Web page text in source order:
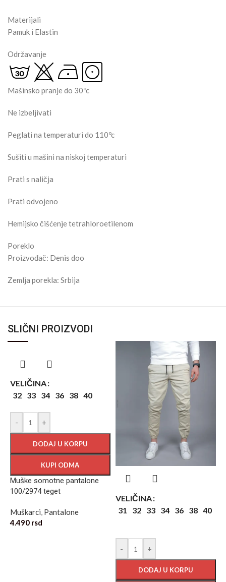
Materijali
Pamuk i Elastin
Održavanje
Mašinsko pranje do 30ºc
Ne izbeljivati
Peglati na temperaturi do 110ºc
Sušiti u mašini na niskoj temperaturi
Prati s naličja
Prati odvojeno
Hemijsko čišćenje tetrahloroetilenom
Poreklo
Proizvođač: Denis doo
Zemlja porekla: Srbija
SLIČNI PROIZVODI
VELIČINA
32 33 34 36 38 40
- +
DODAJ U KORPU
KUPI ODMA
Muške somotne pantalone
100/2974 teget
Muškarci Pantalone
4.490 rsd
VELIČINA
31
32 33 34 36 38 40
- +
DODAJ U KORPU